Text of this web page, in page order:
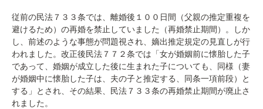
従前の民法７３３条では、離婚後１００日間（父親の推定重複を
避けるため）の再婚を禁止していました（再婚禁止期間）。しか
し、前述のような事態が問題視され、嫡出推定規定の見直しが行
われました。改正後民法７７２条では「女が婚姻前に懐胎した子
であって、婚姻が成立した後に生まれた子についても、同様（妻
が婚姻中に懐胎した子は、夫の子と推定する、同条一項前段）と
する」とされ、その結果、民法７３３条の再婚禁止期間が廃止さ
れました。